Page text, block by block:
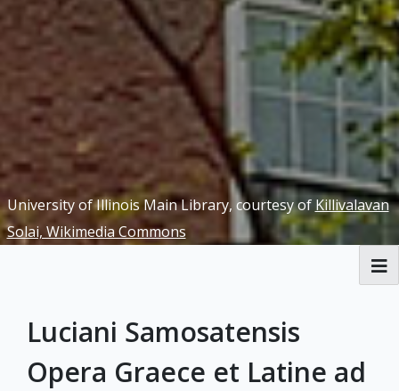
University of Illinois Main Library, courtesy of Killivalavan
Solai, Wikimedia Commons
Exhibits
Luciani Samosatensis
Opera Graece et Latine ad